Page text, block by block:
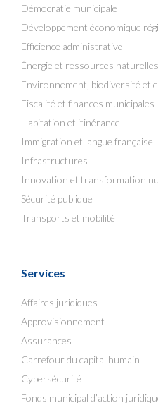
Démocratie municipale
Développement économique
Efficience administrative
Énergie et ressources naturelles
Environnement, biodiversité et
Fiscalité et finances municipales
Habitation et itinérance
Immigration et langue française
Infrastructures
Innovation et transformation
Sécurité publique
Transports et mobilité
Services
Affaires juridiques
Approvisionnement
Assurances
Carrefour du capital humain
Cybersécurité
Fonds municipal d’action